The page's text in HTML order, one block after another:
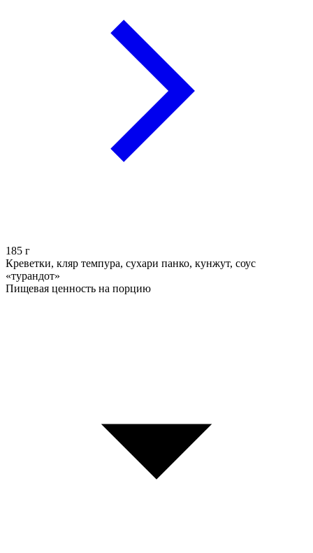
185 г
Креветки, кляр темпура, сухари панко, кунжут, соус
«турандот»
Пищевая ценность на порцию